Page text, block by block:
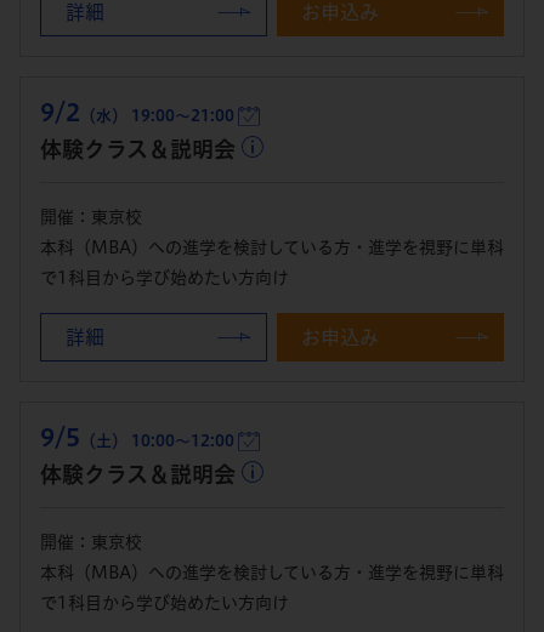
詳細 お申込み
9/2 （水） 19:00～21:00
体験クラス＆説明会
開催：東京校
本科（MBA）への進学を検討している方・進学を視野に単科
で1科目から学び始めたい方向け
詳細 お申込み
9/5 （土） 10:00～12:00
体験クラス＆説明会
開催：東京校
本科（MBA）への進学を検討している方・進学を視野に単科
で1科目から学び始めたい方向け